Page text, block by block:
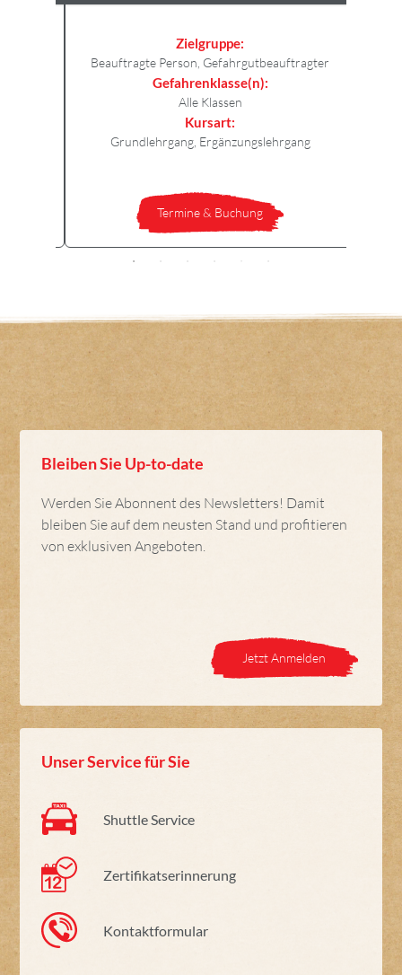
Zielgruppe:
Beauftragte Person, Gefahrgutbeauftragter
Gefahrenklasse(n):
Alle Klassen
Kursart:
Grundlehrgang, Ergänzungslehrgang
Termine & Buchung
Bleiben Sie Up-to-date
Werden Sie Abonnent des Newsletters! Damit
bleiben Sie auf dem neusten Stand und profitieren
von exklusiven Angeboten.
Jetzt Anmelden
Unser Service für Sie
Shuttle Service
Zertifikatserinnerung
Kontaktformular